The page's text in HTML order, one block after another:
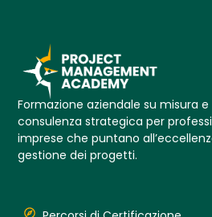
Formazione aziendale su misura e
consulenza strategica per
imprese che puntano
gestione dei progetti.